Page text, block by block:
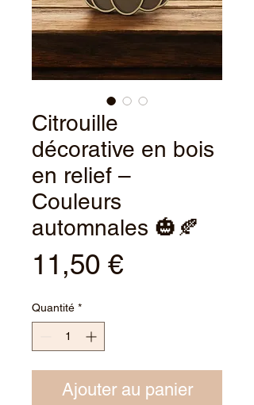
Citrouille
décorative en bois
en relief –
Couleurs
automnales 🎃🍂
11,50 €Prix
Quantité *
Ajouter au panier